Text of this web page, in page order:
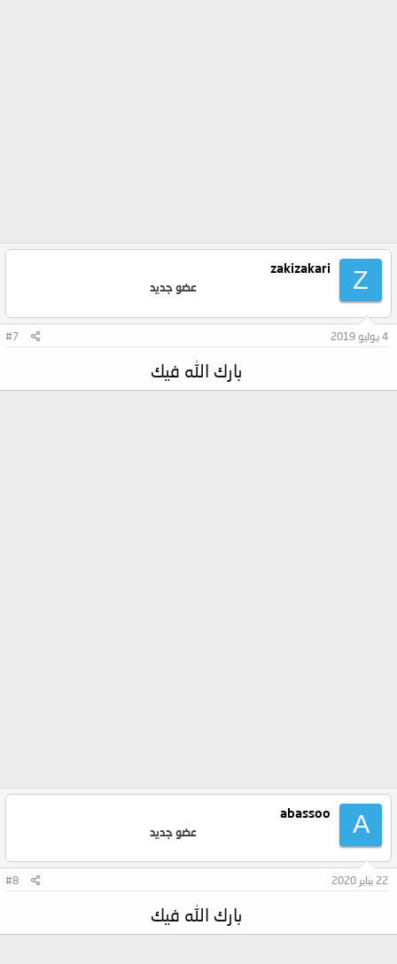
Z
zakizakari
عضو جديد
4 يوليو 2019 #7
بارك الله فيك
A
abassoo
عضو جديد
22 يناير 2020 #8
بارك الله فيك